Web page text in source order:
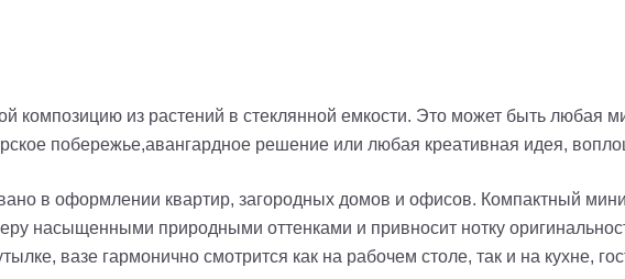
композицию из растений в стеклянной емкости. Это может быть любая
побережье,авангардное решение или любая креативная идея,
в оформлении квартир, загородных домов и офисов. Компактный
насыщенными природными оттенками и привносит нотку
вазе гармонично смотрится как на рабочем столе, так и на кухне,